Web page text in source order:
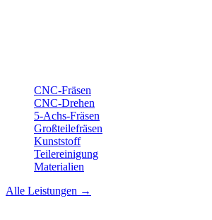
CNC-Fräsen
CNC-Drehen
5-Achs-Fräsen
Großteilefräsen
Kunststoff
Teilereinigung
Materialien
Alle Leistungen →